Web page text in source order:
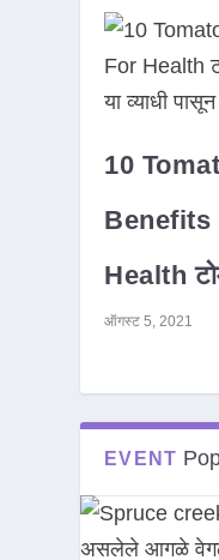
10
Benefits
Health
ऑगस्ट 5, 2021
EVENT